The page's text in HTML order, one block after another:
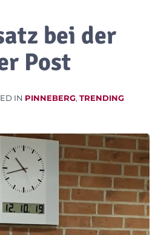
bei der
Post
IN PINNEBERG, TRENDING